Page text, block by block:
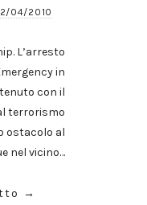
04/2010
L’arresto
in
con il
terrorismo
ostacolo al
nel vicino…